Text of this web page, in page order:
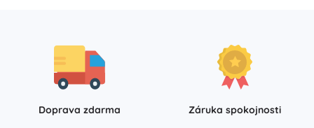
Doprava zdarma
Záruka spokojnosti